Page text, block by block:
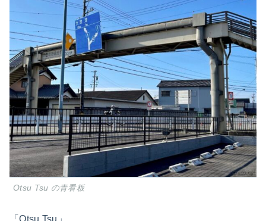
Otsu Tsu の青看板
「Otsu Tsu」